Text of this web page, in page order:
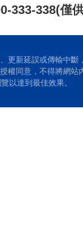
333-338(僅
更新延誤或傳輸中
權同意，不得將網站
以達到最佳效果。